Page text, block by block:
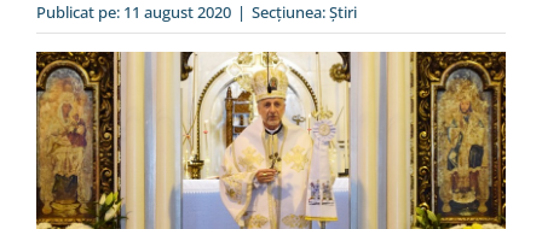
Special
Publicat pe: 11 august 2020 | Secțiunea:Ştiri